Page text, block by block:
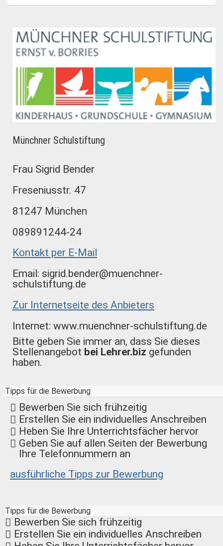
Münchner Schulstiftung
Frau Sigrid Bender
Freseniusstr. 47
81247 München
089891244-24
Kontakt per E-Mail
Email: sigrid.bender@muenchner-
schulstiftung.de
Zur Internetseite des Anbieters
Internet: www.muenchner-schulstiftung.de
Bitte geben Sie immer an, dass Sie dieses
Stellenangebot bei Lehrer.biz gefunden
haben.
Tipps für die Bewerbung
Bewerben Sie sich frühzeitig
Erstellen Sie ein individuelles Anschreiben
Heben Sie Ihre Unterrichtsfächer hervor
Geben Sie auf allen Seiten der Bewerbung
Ihre Telefonnummern an
ausführliche Tipps zur Bewerbung
Tipps für die Bewerbung
Bewerben Sie sich frühzeitig
Erstellen Sie ein individuelles Anschreiben